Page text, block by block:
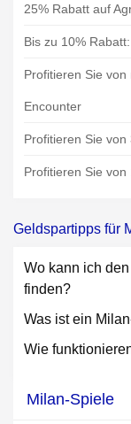
25% Rabatt auf
Bis zu 10%
Profitieren Sie
Encounter
Profitieren Sie
Profitieren Sie
Geldspartipps für
Wo kann ich
finden?
Was ist ein
Wie
Milan-Spiele